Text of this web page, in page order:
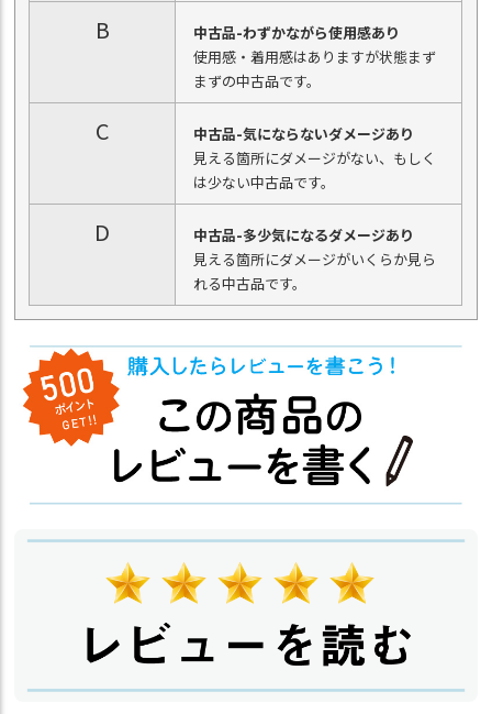
B
中古品-わずかながら使用感あり
使用感・着用感はありますが状態まず
まずの中古品です。
C
中古品-気にならないダメージあり
見える箇所にダメージがない、もしく
は少ない中古品です。
D
中古品-多少気になるダメージあり
見える箇所にダメージがいくらか見ら
れる中古品です。